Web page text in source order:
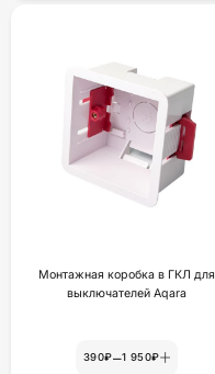
Монтажная коробка в ГКЛ для
выключателей Aqara
390₽–1 950₽